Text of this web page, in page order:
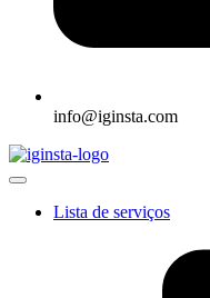
info@iginsta.com
Lista de serviços